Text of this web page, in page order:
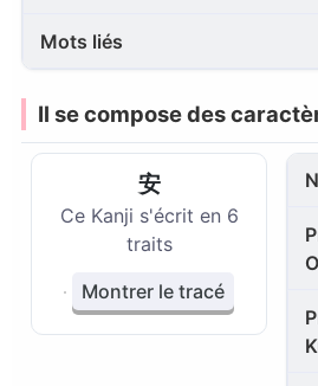
Mots liés
Il se compose des
安
Ce Kanji s'écrit en 6
traits
Montrer le tracé